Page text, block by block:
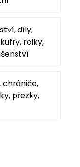
díly,
rolky,
chrániče,
přezky,